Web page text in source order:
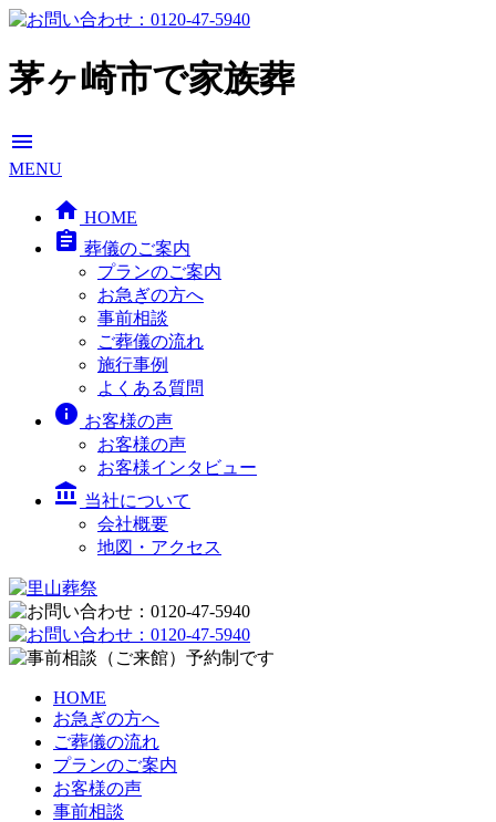
茅ヶ崎市で家族葬
menu
MENU
home HOME
assignment 葬儀のご案内
プランのご案内
お急ぎの方へ
事前相談
ご葬儀の流れ
施行事例
よくある質問
info お客様の声
お客様の声
お客様インタビュー
account_balance 当社について
会社概要
地図・アクセス
HOME
お急ぎの方へ
ご葬儀の流れ
プランのご案内
お客様の声
事前相談